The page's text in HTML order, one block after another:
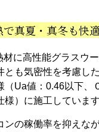
真夏・真冬も快
材に高性能グラスウ
とも気密性を考慮し
（Ua値：0.46以下、
）に施工しています
ンの稼働率を抑えな